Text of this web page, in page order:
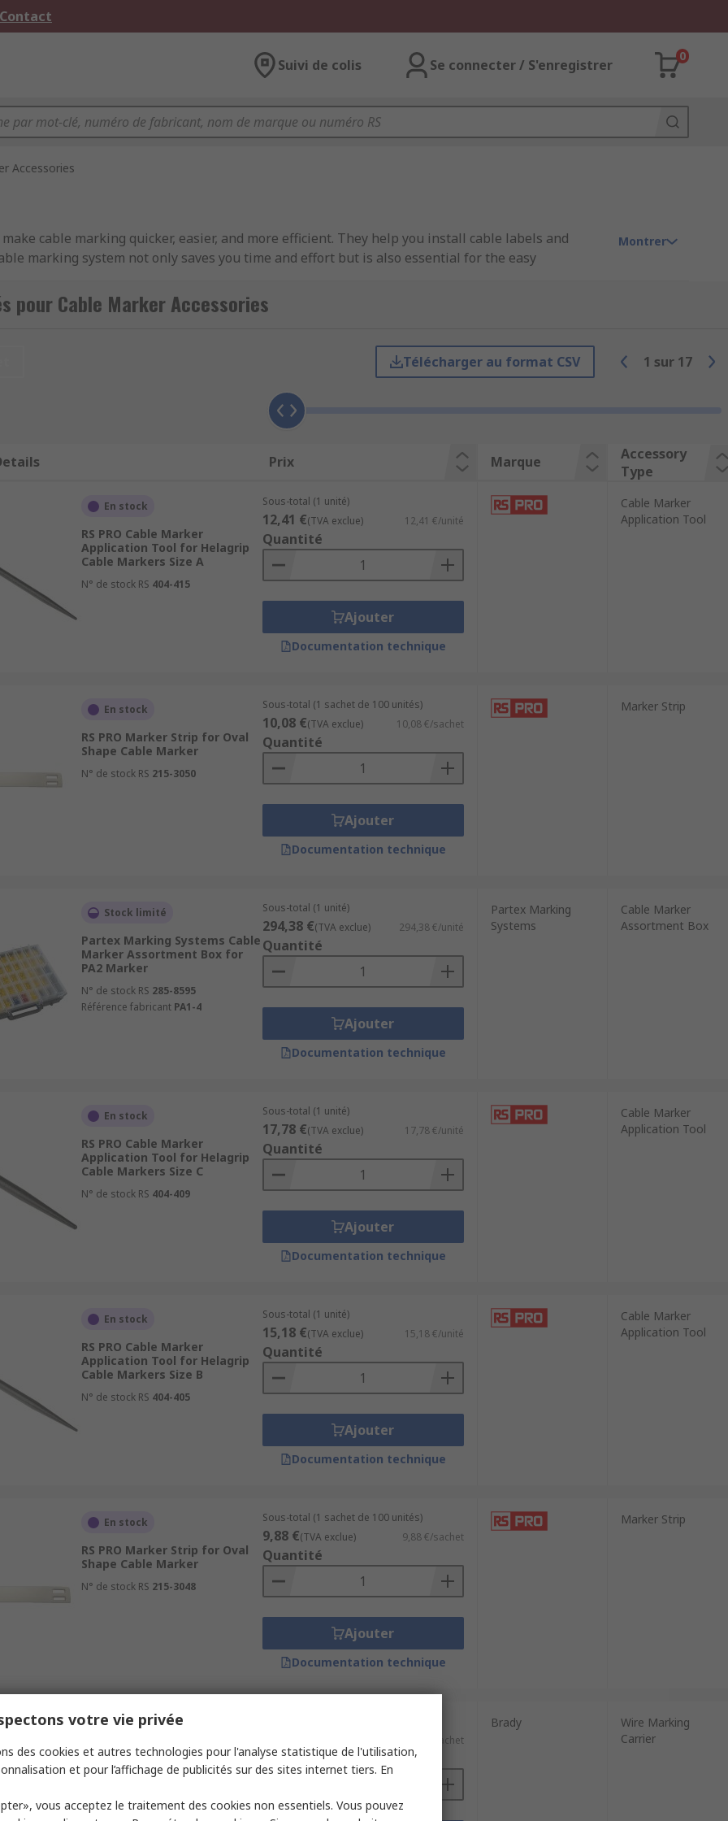
Suivi de colis Se connecter / S'enregistrer
0
Accessories
cable marking quicker, easier, and more efficient. They help you install cable labels and
marking system not only saves you time and effort but is also essential for the easy
all with a particular job to do. Some of the most common types of cable marker accessories
shaped tools allow you to load your identification markers onto wires easier. Simply slide the
groove. When you remove your cable, the marker will be securely attached.
character marking. The long plastic strips can hold numerous individual markers, depending on
cord.
With thin round heads, cable marker pens have been specifically
labels and tags.
Cable Marker Carrier Are typically made from clear plastic. The carrier
carrier and the clip-over lid keeps the label secure and in place. The cable marker carrier is
Montrer
pour Cable Marker Accessories
Télécharger au format CSV 1 sur 17
Prix Marque
Accessory
Type
En stock
RS PRO Cable Marker
Application Tool for Helagrip
Cable Markers Size A
N° de stock RS 404-415
Sous-total (1 unité)
12,41 €(TVA exclue) 12,41 €/unité
Quantité
Ajouter
Documentation technique
Cable Marker
Application Tool
En stock
RS PRO Marker Strip for Oval
Shape Cable Marker
N° de stock RS 215-3050
Sous-total (1 sachet de 100 unités)
10,08 €(TVA exclue) 10,08 €/sachet
Quantité
Ajouter
Documentation technique
Marker Strip
Stock limité
Partex Marking Systems Cable
Marker Assortment Box for
PA2 Marker
N° de stock RS 285-8595
Référence fabricant PA1-4
Sous-total (1 unité)
294,38 €(TVA exclue) 294,38 €/unité
Quantité
Ajouter
Documentation technique
Partex Marking
Systems
Cable Marker
Assortment Box
En stock
RS PRO Cable Marker
Application Tool for Helagrip
Cable Markers Size C
N° de stock RS 404-409
Sous-total (1 unité)
17,78 €(TVA exclue) 17,78 €/unité
Quantité
Ajouter
Documentation technique
Cable Marker
Application Tool
En stock
RS PRO Cable Marker
Application Tool for Helagrip
Cable Markers Size B
N° de stock RS 404-405
Sous-total (1 unité)
15,18 €(TVA exclue) 15,18 €/unité
Quantité
Ajouter
Documentation technique
Cable Marker
Application Tool
En stock
RS PRO Marker Strip for Oval
Shape Cable Marker
N° de stock RS 215-3048
Sous-total (1 sachet de 100 unités)
9,88 €(TVA exclue) 9,88 €/sachet
Quantité
Ajouter
Documentation technique
Marker Strip
En stock
Brady Wire Marking Carrier for
Wire Marking Inserts
Référence fabricantDMC-4/7-30
35,24 €/sachet
Quantité
Brady
Wire Marking
Carrier
votre vie privée
des cookies et autres technologies pour l'analyse statistique de l'utilisation,
et pour l’affichage de publicités sur des sites internet tiers. En
vous acceptez le traitement des cookies non essentiels. Vous pouvez